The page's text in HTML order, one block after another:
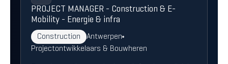
PROJECT MANAGER - Construction & E-
Mobility - Energie & infra
Construction
Antwerpen
Projectontwikkelaars & Bouwheren